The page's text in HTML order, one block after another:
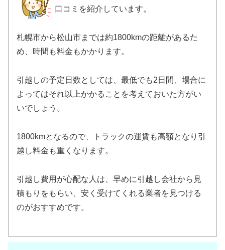
口コミを紹介しています。
札幌市から松山市までは約1800kmの距離があるた
め、時間も料金もかかります。
引越しの予定日数としては、最低でも2日間、場合に
よってはそれ以上かかることを考えておいた方がい
いでしょう。
1800kmとなるので、トラックの運賃も高額となり引
越し料金も重くなります。
引越し費用が心配な人は、早めに引越し会社から見
積もりをもらい、安く受けてくれる業者を見つける
のがおすすめです。